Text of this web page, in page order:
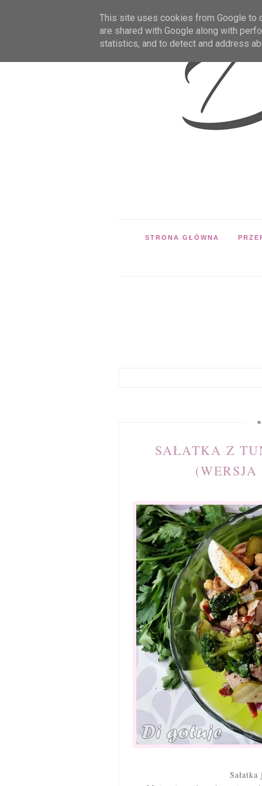
STRONA GŁÓWNA
SAŁATKA Z
This site uses cookies from Google to
are shared with Google along with
statistics, and to detect and address